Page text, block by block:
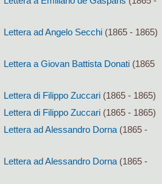
Lettera ad Angelo Secchi (1865 - 1865)
Lettera a Giovan Battista Donati (1865
Lettera di Filippo Zuccari (1865 - 1865)
Lettera di Filippo Zuccari (1865 - 1865)
Lettera ad Alessandro Dorna (1865 -
Lettera ad Alessandro Dorna (1865 -